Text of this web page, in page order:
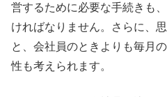
営するために必要な手続きも
ければなりません。さらに、
と、会社員のときよりも毎月
性も考えられます。